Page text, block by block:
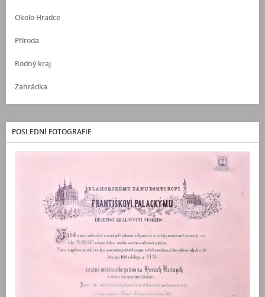
Okolo Hradce
Příroda
Rodný kraj
Zahrádka
POSLEDNÍ FOTOGRAFIE